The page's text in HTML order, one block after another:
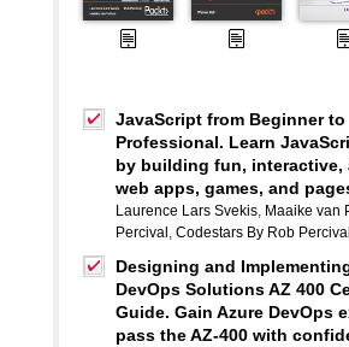
JavaScript from Beginner to
Professional. Learn
by building fun, interactive,
web apps, games, and
Laurence Lars Svekis, Maaike van
Percival , Codestars By Rob Percival
Designing and
DevOps Solutions AZ 400
Guide. Gain Azure DevOps
pass the AZ-400 with